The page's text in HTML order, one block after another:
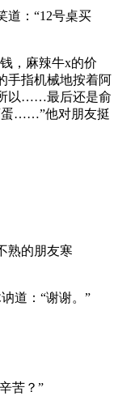
道：“12号桌买
，麻辣牛x的价
手指机械地按着阿
以……最后还是俞
蛋……”他对朋友挺
熟的朋友寒
道：“谢谢。”
苦？”